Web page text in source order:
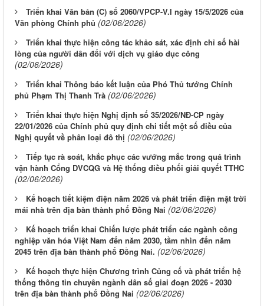
Triển khai Văn bản (C) số 2060/VPCP-V.I ngày 15/5/2026 của
Văn phòng Chính phủ (02/06/2026)
Triển khai thực hiện công tác khảo sát, xác định chỉ số hài
lòng của người dân đối với dịch vụ giáo dục công
(02/06/2026)
Triển khai Thông báo kết luận của Phó Thủ tướng Chính
phủ Phạm Thị Thanh Trà (02/06/2026)
Triển khai thực hiện Nghị định số 35/2026/NĐ-CP ngày
22/01/2026 của Chính phủ quy định chi tiết một số điều của
Nghị quyết về phân loại đô thị (02/06/2026)
Tiếp tục rà soát, khắc phục các vướng mắc trong quá trình
vận hành Cổng DVCQG và Hệ thống điều phối giải quyết TTHC
(02/06/2026)
Kế hoạch tiết kiệm điện năm 2026 và phát triển điện mặt trời
mái nhà trên địa bàn thành phố Đồng Nai (02/06/2026)
Kế hoạch triển khai Chiến lược phát triển các ngành công
nghiệp văn hóa Việt Nam đến năm 2030, tầm nhìn đến năm
2045 trên địa bàn thành phố Đồng Nai. (02/06/2026)
Kế hoạch thực hiện Chương trình Củng cố và phát triển hệ
thống thông tin chuyên ngành dân số giai đoạn 2026 - 2030
trên địa bàn thành phố Đồng Nai (02/06/2026)